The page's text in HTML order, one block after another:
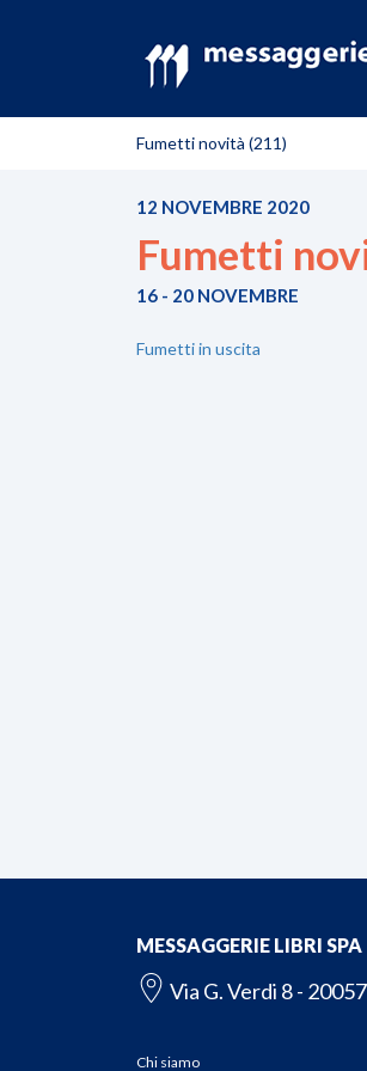
Fumetti novità (211)
12 NOVEMBRE 2020
Fumetti
16 - 20 NOVEMBRE
Fumetti in uscita
MESSAGGERIE LIBRI SPA
Via G. Verdi 8 -
Chi siamo